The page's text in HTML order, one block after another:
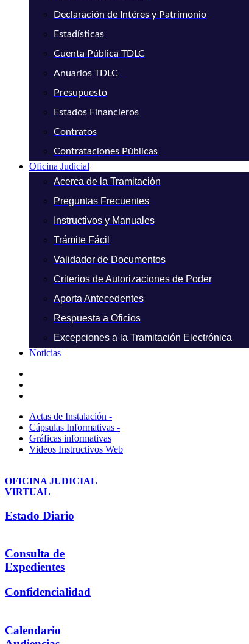
Declaración de Intéres y Patrimonio
Estadísticas
Cuenta Pública TDLC
Anuarios TDLC
Presupuesto
Estados Financieros
Contratos
Contrataciones Públicas
Oficina Judicial
Acerca de la Tramitación
Preguntas Frecuentes
Instructivos y Manuales
Trámite Fácil
Validador de Documentos
Criterios de Autorizaciones de Poder
Aporta Antecedentes
Respuesta a Oficios
Excepciones a la Tramitación Electrónica
Noticias
Actas de Instalación -
Cápsulas Informativas -
Gráficas informativas
Videos Instructivos Web
OFICINA JUDICIAL
VIRTUAL
Estado Diario
Consulta de
Expedientes
Confidencialidad
Calendario